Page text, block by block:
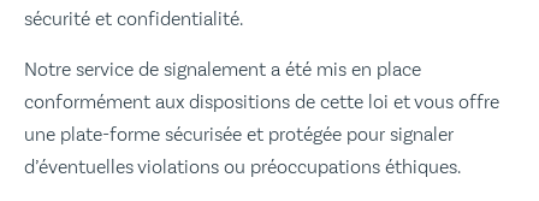
sécurité et confidentialité.
Notre service de signalement a été mis en place
conformément aux dispositions de cette loi et vous offre
une plate-forme sécurisée et protégée pour signaler
d’éventuelles violations ou préoccupations éthiques.